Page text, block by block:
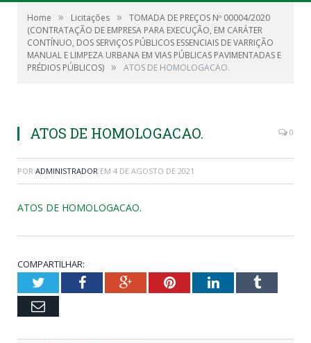
Home » Licitações »
TOMADA DE PREÇOS Nº 00004/2020
(CONTRATAÇÃO DE EMPRESA PARA EXECUÇÃO, EM CARÁTER
CONTÍNUO, DOS SERVIÇOS PÚBLICOS ESSENCIAIS DE VARRIÇÃO
MANUAL E LIMPEZA URBANA EM VIAS PÚBLICAS PAVIMENTADAS E
PRÉDIOS PÚBLICOS) » ATOS DE HOMOLOGACAO.
ATOS DE HOMOLOGACAO. 0
POR ADMINISTRADOR EM 4 DE AGOSTO DE 2021
ATOS DE HOMOLOGACAO.
COMPARTILHAR:
TwitterFacebookGoogle+PinterestLinkedInTumblr
Email